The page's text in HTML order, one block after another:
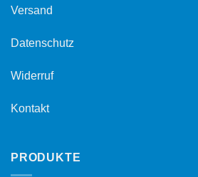
Versand
Datenschutz
Widerruf
Kontakt
PRODUKTE